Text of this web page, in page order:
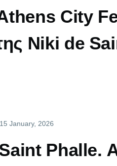
City
Niki de
, 15 January, 2026
Phalle.